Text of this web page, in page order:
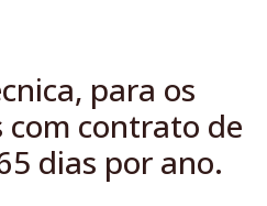
para os
com contrato de
dias por ano.